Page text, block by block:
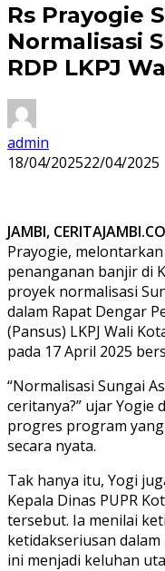
Rs Prayogie
Normalisasi
RDP LKPJ
admin
18/04/202522/04/2025
JAMBI,
Prayogie,
penanganan banjir di
proyek normalisasi
dalam Rapat Dengar
(Pansus) LKPJ Wali
pada 17 April 2025
“Normalisasi Sungai
ceritanya?” ujar Yogie
progres program
secara nyata.
Tak hanya itu, Yogi
Kepala Dinas PUPR
tersebut. Ia menilai
ketidakseriusan
ini menjadi keluhan